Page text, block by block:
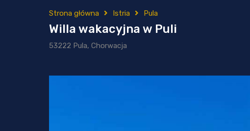
Strona główna Istria Pula
Willa wakacyjna w Puli
53222 Pula, Chorwacja